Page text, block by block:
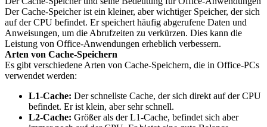
Der Cache-Speicher ist ein kleiner, aber wichtiger Speicher, der sich
auf der CPU befindet. Er speichert häufig abgerufene Daten und
Anweisungen, um die Abrufzeiten zu verkürzen. Dies kann die
Leistung von Office-Anwendungen erheblich verbessern.
Arten von Cache-Speichern
Es gibt verschiedene Arten von Cache-Speichern, die in Office-PCs
verwendet werden:
L1-Cache: Der schnellste Cache, der sich direkt auf der CPU
befindet. Er ist klein, aber sehr schnell.
L2-Cache: Größer als der L1-Cache, befindet sich aber